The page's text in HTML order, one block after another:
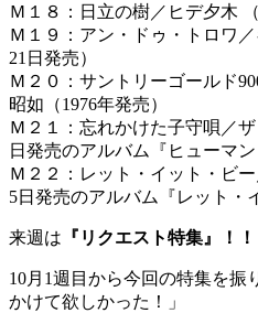
Ｍ１８：日立の樹／ヒデ夕木 （
Ｍ１９：アン・ドゥ・トロワ
21日発売）
Ｍ２０：サントリーゴールド
昭如（1976年発売）
Ｍ２１：忘れかけた子守唄／
日発売のアルバム『ヒューマ
Ｍ２２：レット・イット・ビ
5日発売のアルバム『レット・
来週は 『リクエスト特集』！！
10月1週目から今回の特集を振
かけて欲しかった！」